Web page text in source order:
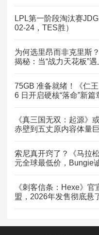
LPL第一阶段淘汰赛
02-24，TES胜）
为何选里昂而非克里斯
揭秘：当“战力天花板”
75GB 准备就绪！《仁
6 日开启硬核“落命”新篇
《真三国无双：起源》
赤壁到五丈原内容体量
索尼真开窍了？《马拉
元全球最低价，Bungie
《刺客信条：Hexe》
盟，2026年发售彻底悬